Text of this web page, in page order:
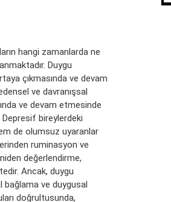
hangi zamanlarda ne
Duygu
çıkmasında ve devam
ve davranışsal
ve devam etmesinde
bireylerdeki
de olumsuz uyaranlar
ruminasyon ve
değerlendirme,
Ancak, duygu
ve duygusal
doğrultusunda,